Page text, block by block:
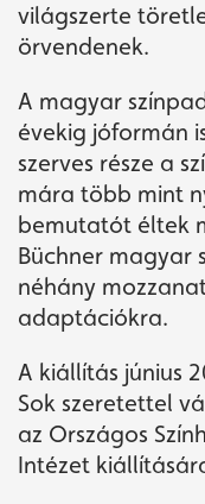
világszerte
örvendenek.
A magyar
évekig jóformán
szerves része a
mára több mint
bemutatót éltek
Büchner magyar
néhány
adaptációkra.
A kiállítás június
Sok szeretettel
az Országos
Intézet